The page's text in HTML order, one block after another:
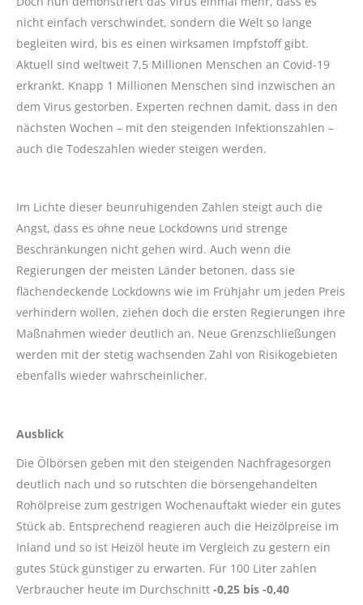
nicht einfach verschwindet, sondern die Welt so lange
begleiten wird, bis es einen wirksamen Impfstoff gibt.
Aktuell sind weltweit 7,5 Millionen Menschen an Covid-19
erkrankt. Knapp 1 Millionen Menschen sind inzwischen an
dem Virus gestorben. Experten rechnen damit, dass in den
nächsten Wochen – mit den steigenden Infektionszahlen –
auch die Todeszahlen wieder steigen werden.
Im Lichte dieser beunruhigenden Zahlen steigt auch die
Angst, dass es ohne neue Lockdowns und strenge
Beschränkungen nicht gehen wird. Auch wenn die
Regierungen der meisten Länder betonen, dass sie
flächendeckende Lockdowns wie im Frühjahr um jeden Preis
verhindern wollen, ziehen doch die ersten Regierungen ihre
Maßnahmen wieder deutlich an. Neue Grenzschließungen
werden mit der stetig wachsenden Zahl von Risikogebieten
ebenfalls wieder wahrscheinlicher.
Ausblick
Die Ölbörsen geben mit den steigenden Nachfragesorgen
deutlich nach und so rutschten die börsengehandelten
Rohölpreise zum gestrigen Wochenauftakt wieder ein gutes
Stück ab. Entsprechend reagieren auch die Heizölpreise im
Inland und so ist Heizöl heute im Vergleich zu gestern ein
gutes Stück günstiger zu erwarten. Für 100 Liter zahlen
Verbraucher heute im Durchschnitt -0,25 bis -0,40